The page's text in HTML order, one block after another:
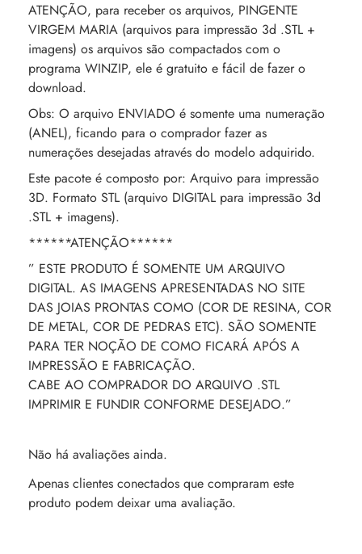
ATENÇÃO, para receber os arquivos, PINGENTE
VIRGEM MARIA (arquivos para impressão 3d .STL +
imagens) os arquivos são compactados com o
programa WINZIP, ele é gratuito e fácil de fazer o
download.
Obs: O arquivo ENVIADO é somente uma numeração
(ANEL), ficando para o comprador fazer as
numerações desejadas através do modelo adquirido.
Este pacote é composto por: Arquivo para impressão
3D. Formato STL (arquivo DIGITAL para impressão 3d
.STL + imagens).
******ATENÇÃO******
” ESTE PRODUTO É SOMENTE UM ARQUIVO
DIGITAL. AS IMAGENS APRESENTADAS NO SITE
DAS JOIAS PRONTAS COMO (COR DE RESINA, COR
DE METAL, COR DE PEDRAS ETC). SÃO SOMENTE
PARA TER NOÇÃO DE COMO FICARÁ APÓS A
IMPRESSÃO E FABRICAÇÃO.
CABE AO COMPRADOR DO ARQUIVO .STL
IMPRIMIR E FUNDIR CONFORME DESEJADO.”
Não há avaliações ainda.
Apenas clientes conectados que compraram este
produto podem deixar uma avaliação.